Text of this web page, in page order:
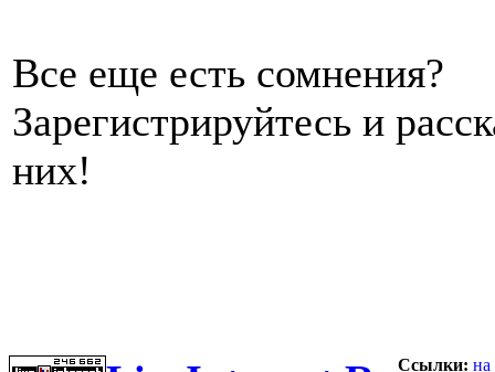
Все еще есть сомнения?
Зарегистрируйтесь и
них!
Ссылки: на